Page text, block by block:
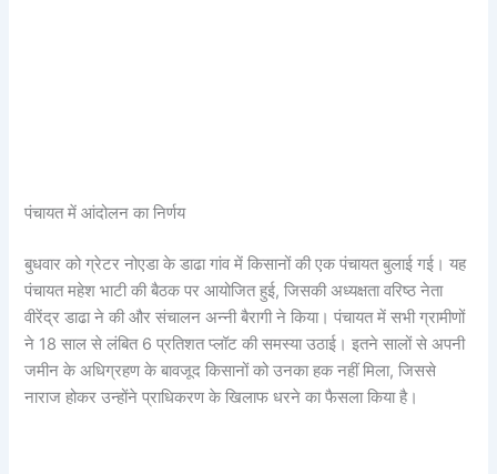
पंचायत में आंदोलन का निर्णय
बुधवार को ग्रेटर नोएडा के डाढा गांव में किसानों की एक पंचायत बुलाई गई। यह
पंचायत महेश भाटी की बैठक पर आयोजित हुई, जिसकी अध्यक्षता वरिष्ठ नेता
वीरेंद्र डाढा ने की और संचालन अन्नी बैरागी ने किया। पंचायत में सभी ग्रामीणों
ने 18 साल से लंबित 6 प्रतिशत प्लॉट की समस्या उठाई। इतने सालों से अपनी
जमीन के अधिग्रहण के बावजूद किसानों को उनका हक नहीं मिला, जिससे
नाराज होकर उन्होंने प्राधिकरण के खिलाफ धरने का फैसला किया है।